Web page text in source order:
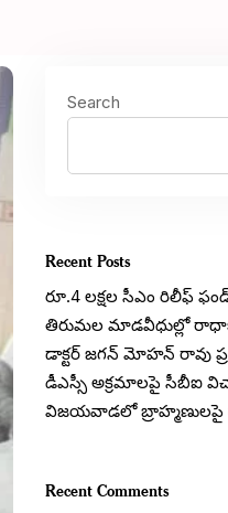
Search
Recent Posts
రూ.4 లక్షల సీఎం రిలీఫ్
తిరుమల మాడవీధుల్లో
డాక్టర్ జగన్ మోహన్ రావు
డీఎస్సీ అక్రమాలపై సీబీఐ
విజయవాడలో బ్రాహ్మణులపై
Recent Comments